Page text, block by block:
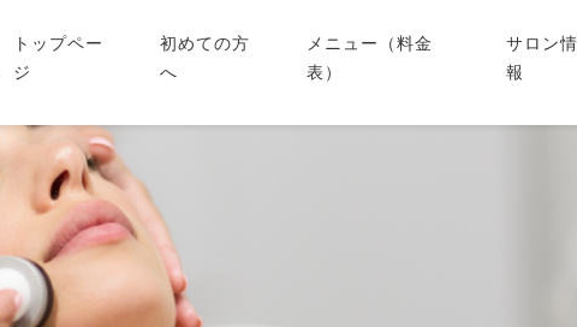
トップペー
ジ
初めての方
へ
メニュー（料金
表）
サロン情
報